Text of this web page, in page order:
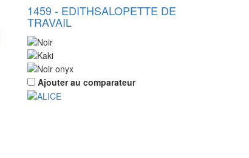
1459 - EDITHSALOPETTE DE
TRAVAIL
Ajouter au comparateur